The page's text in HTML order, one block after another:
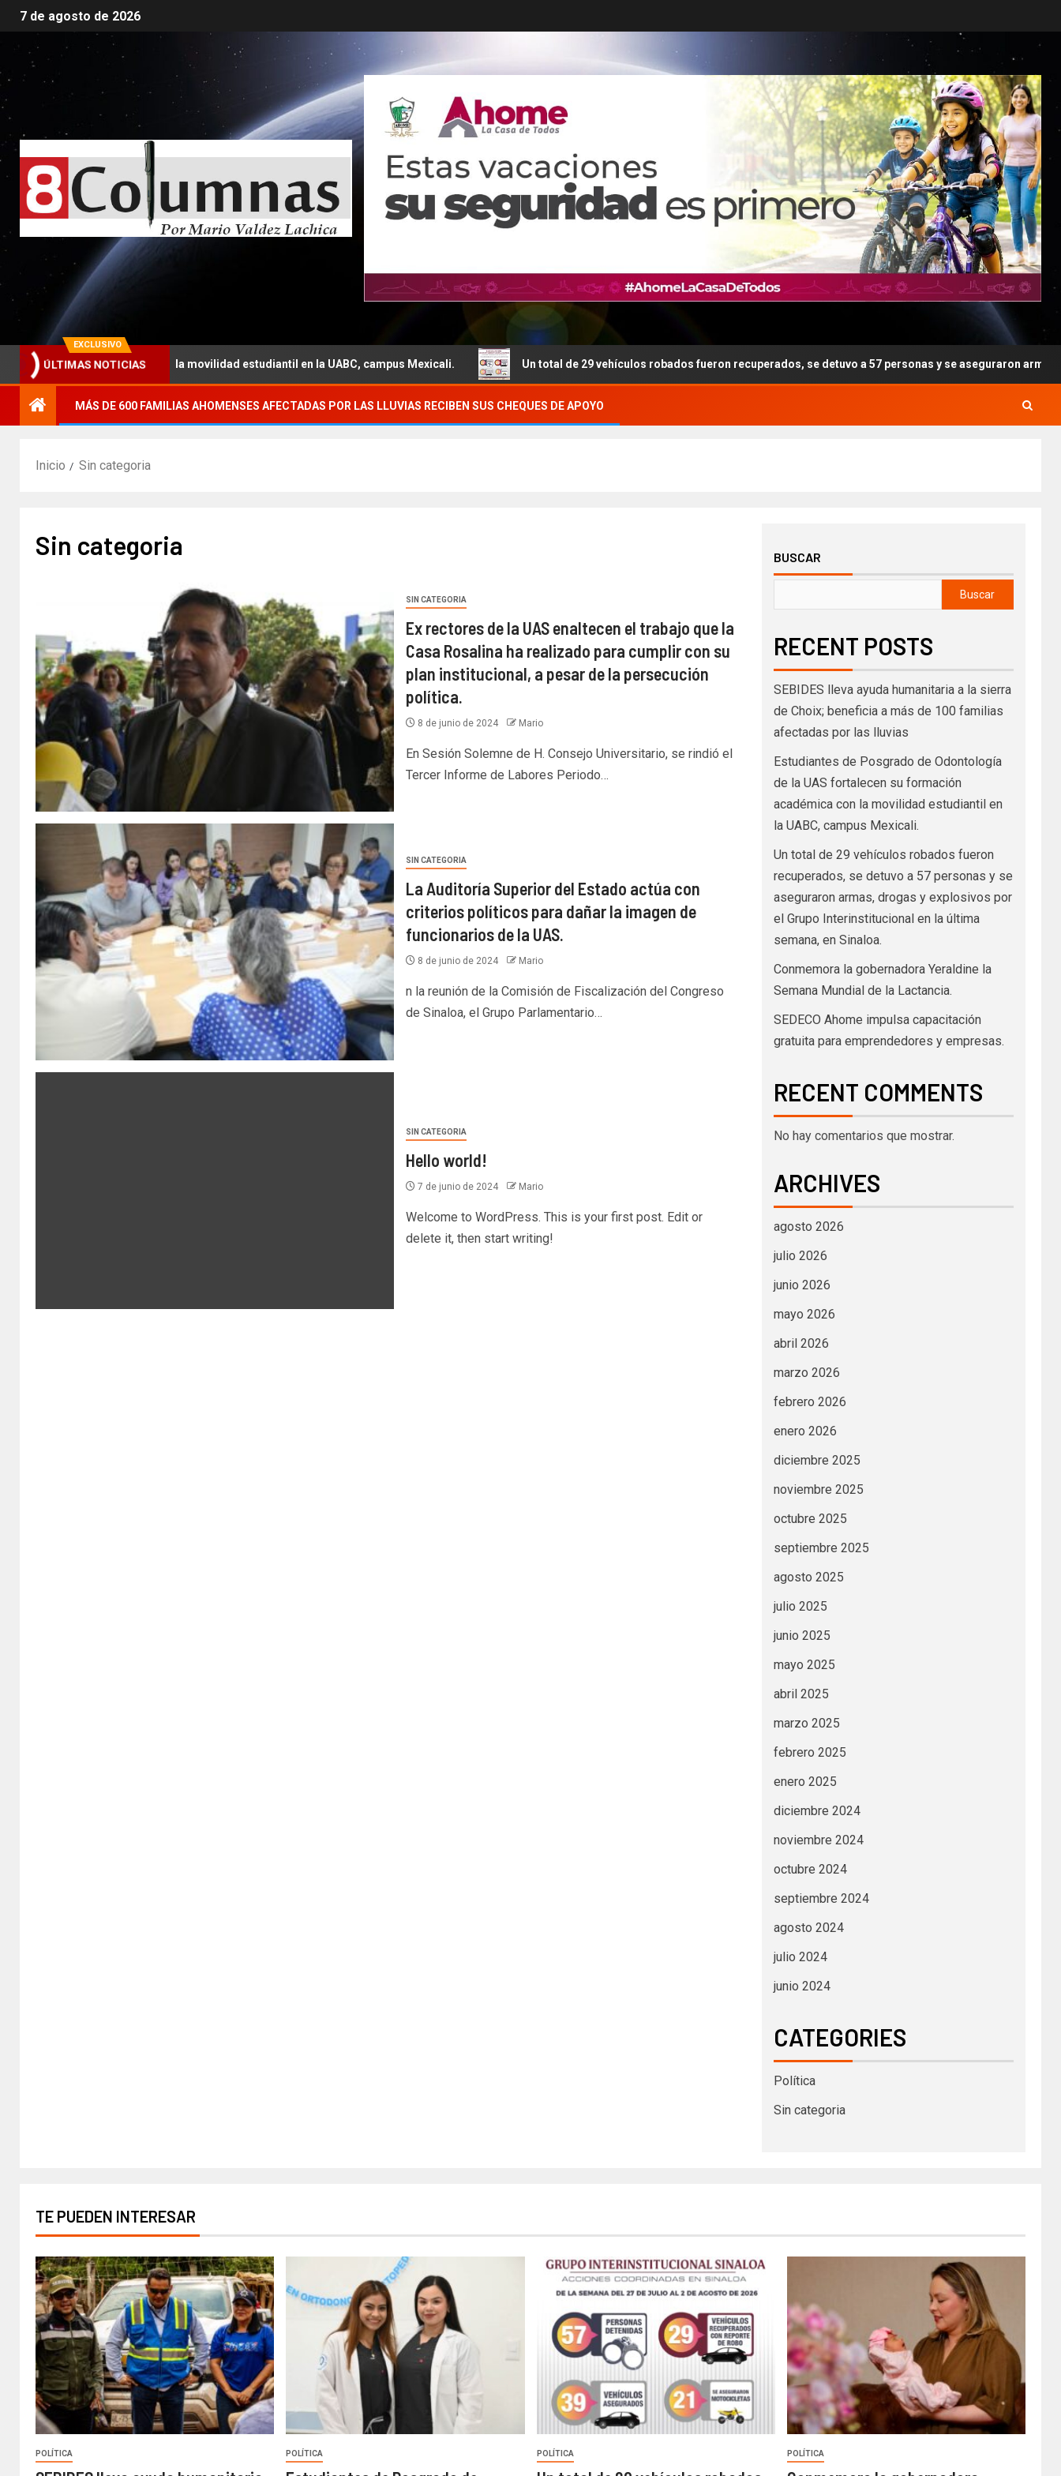
7 de agosto de 2026
EXCLUSIVO
ÚLTIMAS NOTICIAS
académica con la movilidad estudiantil en la UABC, campus Mexicali. Un total de 29 vehículos robados fueron recuperados, se detuvo a 57 personas y se aseguraron armas, drogas y
MÁS DE 600 FAMILIAS AHOMENSES AFECTADAS POR LAS LLUVIAS RECIBEN SUS CHEQUES DE APOYO
Inicio Sin categoria
Sin categoria
SIN CATEGORIA
Ex rectores de la UAS enaltecen el trabajo que la
Casa Rosalina ha realizado para cumplir con su
plan institucional, a pesar de la persecución
política.
8 de junio de 2024 Mario
En Sesión Solemne de H. Consejo Universitario, se rindió el
Tercer Informe de Labores Periodo…
SIN CATEGORIA
La Auditoría Superior del Estado actúa con
criterios políticos para dañar la imagen de
funcionarios de la UAS.
8 de junio de 2024 Mario
n la reunión de la Comisión de Fiscalización del Congreso
de Sinaloa, el Grupo Parlamentario…
SIN CATEGORIA
Hello world!
7 de junio de 2024 Mario
Welcome to WordPress. This is your first post. Edit or
delete it, then start writing!
BUSCAR
Buscar
RECENT POSTS
SEBIDES lleva ayuda humanitaria a la sierra
de Choix; beneficia a más de 100 familias
afectadas por las lluvias
Estudiantes de Posgrado de Odontología
de la UAS fortalecen su formación
académica con la movilidad estudiantil en
la UABC, campus Mexicali.
Un total de 29 vehículos robados fueron
recuperados, se detuvo a 57 personas y se
aseguraron armas, drogas y explosivos por
el Grupo Interinstitucional en la última
semana, en Sinaloa.
Conmemora la gobernadora Yeraldine la
Semana Mundial de la Lactancia.
SEDECO Ahome impulsa capacitación
gratuita para emprendedores y empresas.
RECENT COMMENTS
No hay comentarios que mostrar.
ARCHIVES
agosto 2026
julio 2026
junio 2026
mayo 2026
abril 2026
marzo 2026
febrero 2026
enero 2026
diciembre 2025
noviembre 2025
octubre 2025
septiembre 2025
agosto 2025
julio 2025
junio 2025
mayo 2025
abril 2025
marzo 2025
febrero 2025
enero 2025
diciembre 2024
noviembre 2024
octubre 2024
septiembre 2024
agosto 2024
julio 2024
junio 2024
CATEGORIES
Política
Sin categoria
TE PUEDEN INTERESAR
POLÍTICA POLÍTICA POLÍTICA POLÍTICA